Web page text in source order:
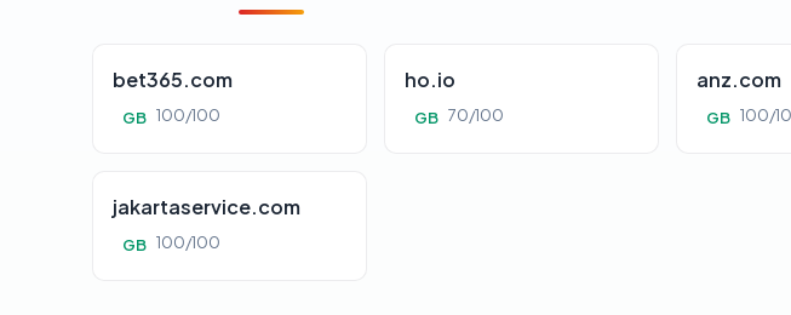
bet365.com
GB 100/100
ho.io
GB 70/100
anz.com
GB 100/
jakartaservice.com
GB 100/100